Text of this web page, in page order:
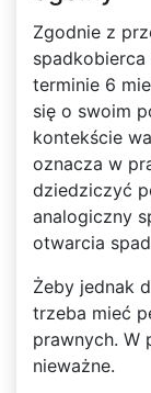
Zgodnie z
terminie 6
się o swoim
kontekście
oznacza w
dziedziczyć
analogiczny
otwarcia
Żeby jednak
trzeba mieć
prawnych. W
nieważne.